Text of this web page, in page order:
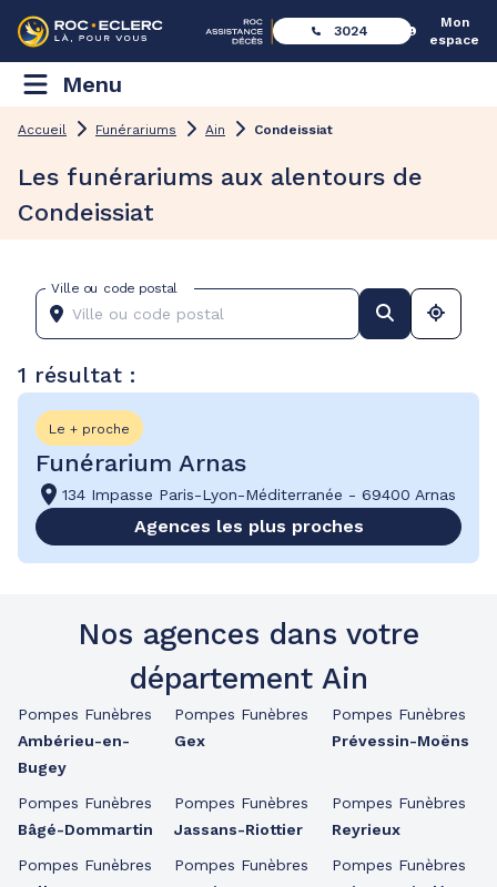
3024
Mon
espace
Menu
Accueil Funérariums Ain Condeissiat
Les funérariums aux alentours de
Condeissiat
Ville ou code postal
1 résultat :
Le + proche
Funérarium Arnas
134 Impasse Paris-Lyon-Méditerranée - 69400 Arnas
Agences les plus proches
Nos agences dans votre
département Ain
Pompes Funèbres
Ambérieu-en-
Bugey
Pompes Funèbres
Bâgé-Dommartin
Pompes Funèbres
Pompes Funèbres
Gex
Pompes Funèbres
Jassans-Riottier
Pompes Funèbres
Pompes Funèbres
Prévessin-Moëns
Pompes Funèbres
Reyrieux
Pompes Funèbres